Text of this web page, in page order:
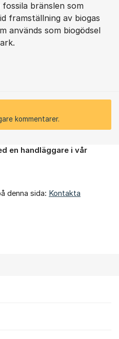
bränslen som
framställning av biogas
används som biogödsel
kommentarer.
en handläggare i vår
denna sida: Kontakta